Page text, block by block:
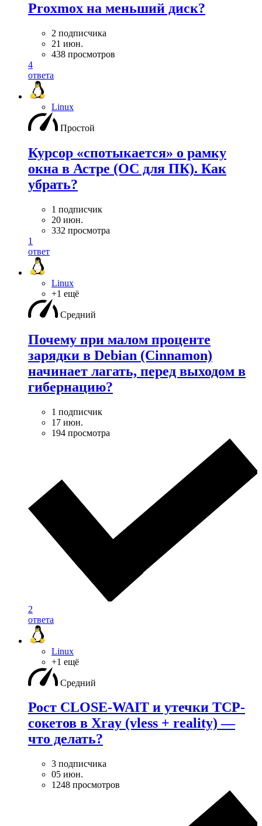
Proxmox на меньший диск?
2 подписчика
21 июн.
438 просмотров
4
ответа
Linux
Простой
Курсор «спотыкается» о рамку
окна в Астре (ОС для ПК). Как
убрать?
1 подписчик
20 июн.
332 просмотра
1
ответ
Linux
+1 ещё
Средний
Почему при малом проценте
зарядки в Debian (Cinnamon)
начинает лагать, перед выходом в
гибернацию?
1 подписчик
17 июн.
194 просмотра
2
ответа
Linux
+1 ещё
Средний
Рост CLOSE-WAIT и утечки TCP-
сокетов в Xray (vless + reality) —
что делать?
3 подписчика
05 июн.
1248 просмотров